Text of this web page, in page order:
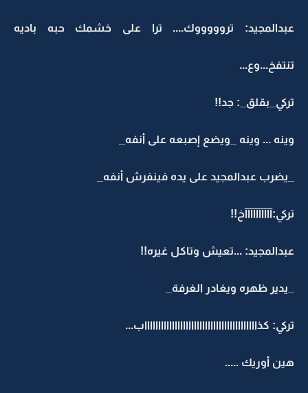
عبدالمجيد: تروووووك.... ترا على خشمك حبه باديه
تنتفخ...وع...
تركي_بقلق_: جد!!
وينه ... وينه _ويضع إصبعه على أنفه_
_يضرب عبدالمجيد على يده فينفرش أنفه_
تركي:آآآآآآآآآآخ!!
عبدالمجيد: ...تعيش وتاكل غيره!!
_يدير ظهره ويغادر الغرفة_
تركي: كذاااااااااااااااااااااااااااااااااااااااااب...
هين أوريك .....